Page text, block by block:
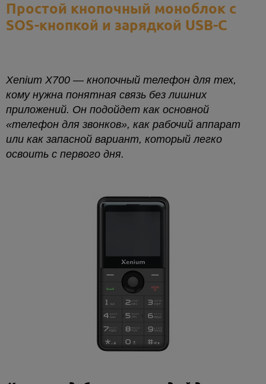
Простой кнопочный моноблок с
SOS-кнопкой и зарядкой USB-C
Xenium X700 — кнопочный телефон для тех,
кому нужна понятная связь без лишних
приложений. Он подойдет как основной
«телефон для звонков», как рабочий аппарат
или как запасной вариант, который легко
освоить с первого дня.